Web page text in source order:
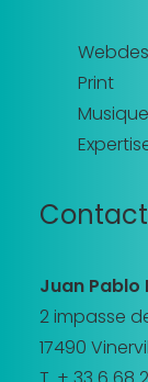
Print
Contact
Juan Pablo
2 impasse
17490